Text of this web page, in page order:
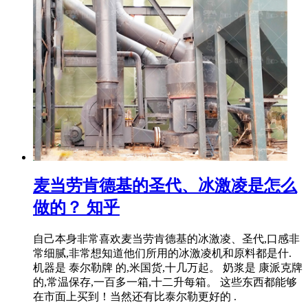
麦当劳肯德基的圣代、冰激凌是怎么
做的？ 知乎
自己本身非常喜欢麦当劳肯德基的冰激凌、圣代,口感非
常细腻,非常想知道他们所用的冰激凌机和原料都是什.
机器是 泰尔勒牌 的,米国货,十几万起。 奶浆是 康派克牌
的,常温保存,一百多一箱,十二升每箱。 这些东西都能够
在市面上买到！当然还有比泰尔勒更好的 .